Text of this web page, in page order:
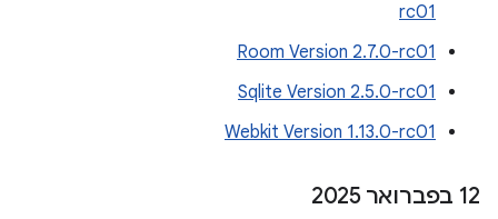
rc01
Room Version 2.7.0-rc01
Sqlite Version 2.5.0-rc01
Webkit Version 1.13.0-rc01
‫12 בפברואר 2025